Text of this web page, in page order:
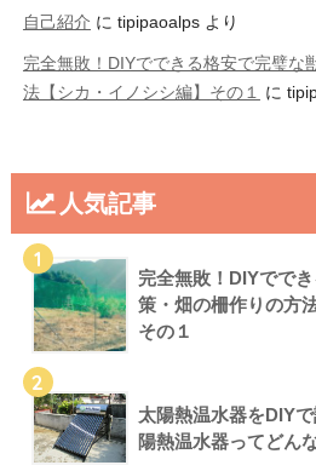
自己紹介 に tipipaoalpsより
完全無敗！DIYでできる格安で完璧な
法【シカ・イノシシ編】その１
に
人気記事
1
完全無敗！DIYでで
策・畑の柵作りの方
その１
2
太陽熱温水器をDIY
陽熱温水器ってどん